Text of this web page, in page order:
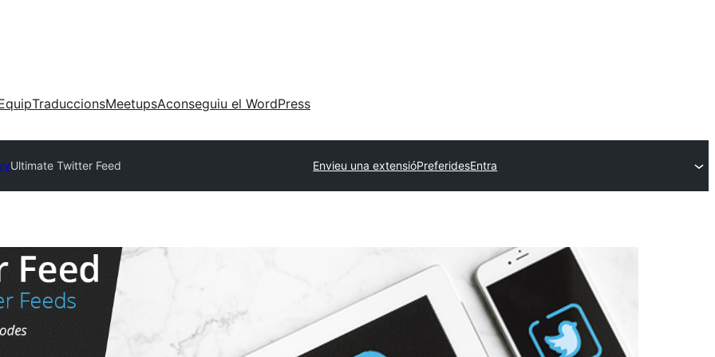
TraduccionsMeetupsAconseguiu el WordPress
Ultimate Twitter Feed Envieu una extensióPreferidesEntra